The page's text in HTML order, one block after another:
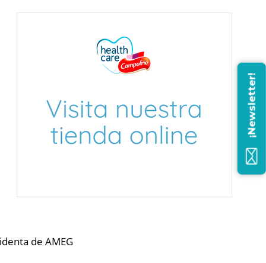
de AMEG
¡Newsletter!